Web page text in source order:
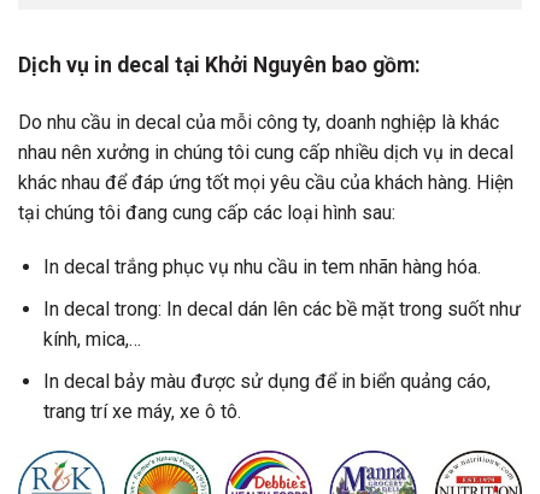
Dịch vụ in decal tại Khởi Nguyên bao gồm:
Do nhu cầu in decal của mỗi công ty, doanh nghiệp là khác
nhau nên xưởng in chúng tôi cung cấp nhiều dịch vụ in decal
khác nhau để đáp ứng tốt mọi yêu cầu của khách hàng. Hiện
tại chúng tôi đang cung cấp các loại hình sau:
In decal trắng phục vụ nhu cầu in tem nhãn hàng hóa.
In decal trong: In decal dán lên các bề mặt trong suốt như
kính, mica,…
In decal bảy màu được sử dụng để in biển quảng cáo,
trang trí xe máy, xe ô tô.